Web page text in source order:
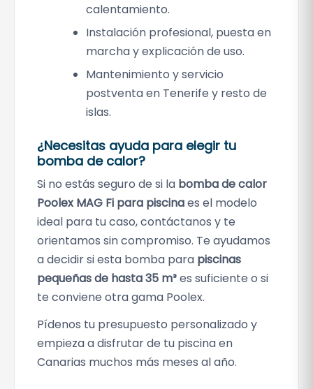
calentamiento.
Instalación profesional, puesta en
marcha y explicación de uso.
Mantenimiento y servicio
postventa en Tenerife y resto de
islas.
¿Necesitas ayuda para elegir tu
bomba de calor?
Si no estás seguro de si la bomba de calor
Poolex MAG Fi para piscinaes el modelo
ideal para tu caso, contáctanos y te
orientamos sin compromiso. Te ayudamos
a decidir si esta bomba para piscinas
pequeñas de hasta 35 m³es suficiente o si
te conviene otra gama Poolex.
Pídenos tu presupuesto personalizado y
empieza a disfrutar de tu piscina en
Canarias muchos más meses al año.